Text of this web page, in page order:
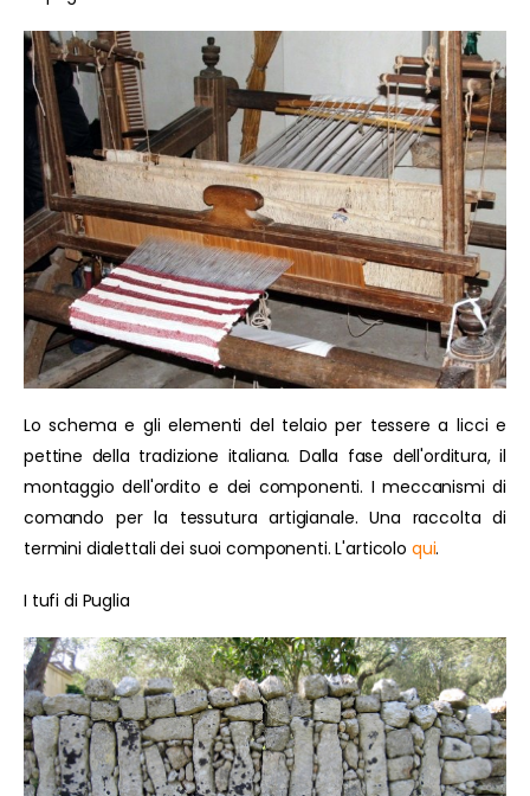
Lo schema e gli elementi del telaio per tessere a licci e
pettine della tradizione italiana. Dalla fase dell'orditura, il
montaggio dell'ordito e dei componenti. I meccanismi di
comando per la tessutura artigianale. Una raccolta di
termini dialettali dei suoi componenti. L'articolo qui.
I tufi di Puglia